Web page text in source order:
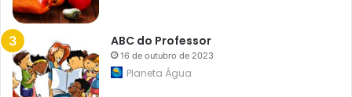
n
o
c
o
n
ABC do Professor
16 de outubro de 2023
Planeta Água